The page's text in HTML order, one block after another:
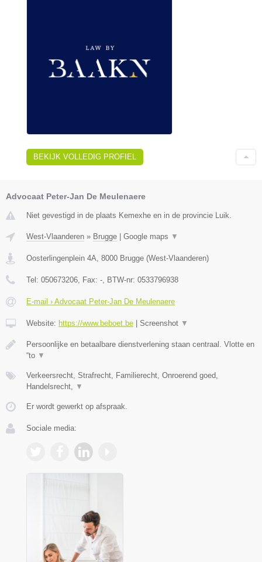
BEKIJK VOLLEDIG PROFIEL
Advocaat Peter-Jan De Meulenaere
Niet gevestigd in de plaats Kemexhe en in de provincie Luik.
West-Vlaanderen » Brugge Google maps ▼
Oosterlingenplein 4A 8000 Brugge (West-Vlaanderen)
Tel: 050673206 , Fax: - , BTW-nr: 0533796938
E-mail › Advocaat Peter-Jan De Meulenaere
Website: https://www.beboet.be Screenshot ▼
Persoonlijke en betaalbare dienstverlening staan centraal. Vlotte en
“to ▼
Verkeersrecht, Strafrecht, Familierecht, Onroerend goed,
Handelsrecht,
▼
Er wordt gewerkt op afspraak.
Sociale media: